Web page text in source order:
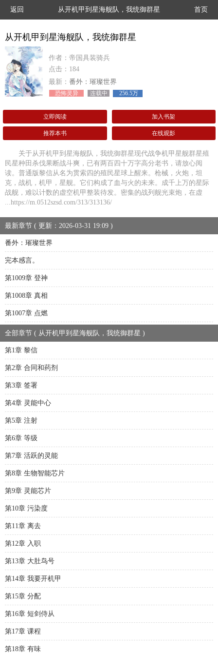
返回 从开机甲到星海舰队，我统御群星 首页
从开机甲到星海舰队，我统御群星
作者：帝国具装骑兵
点击：184
最新： 番外：璀璨世界
恐怖灵异 连载中 256.5万
立即阅读 加入书架
推荐本书 在线观影
关于从开机甲到星海舰队，我统御群星现代战争机甲星舰群星殖
民星种田杀伐果断战斗爽，已有两百四十万字高分老书，请放心阅
读。普通版黎信从名为贯索四的殖民星球上醒来。枪械，火炮，坦
克，战机，机甲，星舰。它们构成了血与火的未来。成千上万的星际
战舰，难以计数的虚空机甲整装待发。密集的战列舰光束炮，在虚
...https://m.0512szsd.com/313/313136/
最新章节 ( 更新：2026-03-31 19:09 )
番外：璀璨世界
完本感言。
第1009章 登神
第1008章 真相
第1007章 点燃
全部章节 ( 从开机甲到星海舰队，我统御群星 )
第1章 黎信
第2章 合同和药剂
第3章 签署
第4章 灵能中心
第5章 注射
第6章 等级
第7章 活跃的灵能
第8章 生物智能芯片
第9章 灵能芯片
第10章 污染度
第11章 离去
第12章 入职
第13章 大肚鸟号
第14章 我要开机甲
第15章 分配
第16章 短剑侍从
第17章 课程
第18章 有味